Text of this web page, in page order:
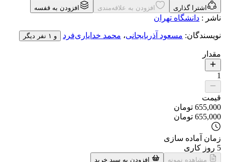
اشترا گذاری افزودن به علاقه‌مندی افزودن به قفسه
ناشر : دانشگاه تهران
نویسندگان: مسعود آذربایجانی، محمد خدایاری‌فرد و ۱ نفر دیگر
مقدار
1
قیمت
655,000 تومان
655,000 تومان
زمان آماده سازی
5 روز کاری
مشاهده نمونه افزودن به سبد خرید